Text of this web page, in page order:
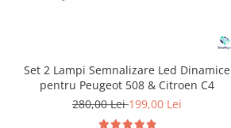
Set 2 Lampi Semnalizare Led Dinamice
pentru Peugeot 508 & Citroen C4
280,00 Lei199,00 Lei